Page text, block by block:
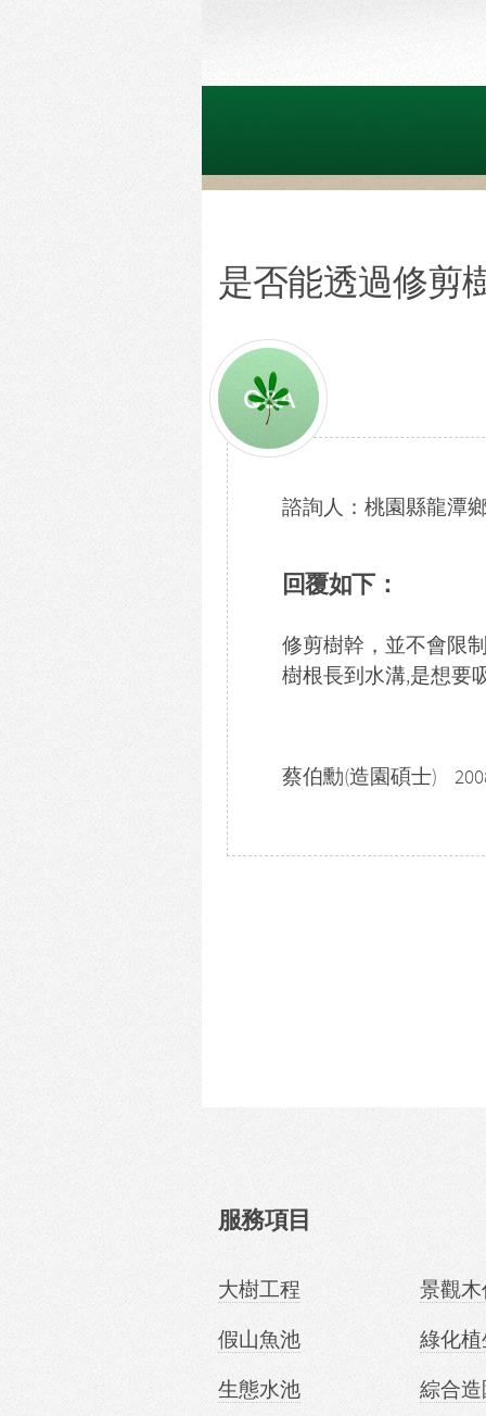
是否能透過修剪
諮詢人：桃園縣龍潭
回覆如下：
修剪樹幹，並不會限
樹根長到水溝,是想要
蔡伯勳(造園碩士)
服務項目
大樹工程
假山魚池
生態水池
景觀木
綠化植
綜合造